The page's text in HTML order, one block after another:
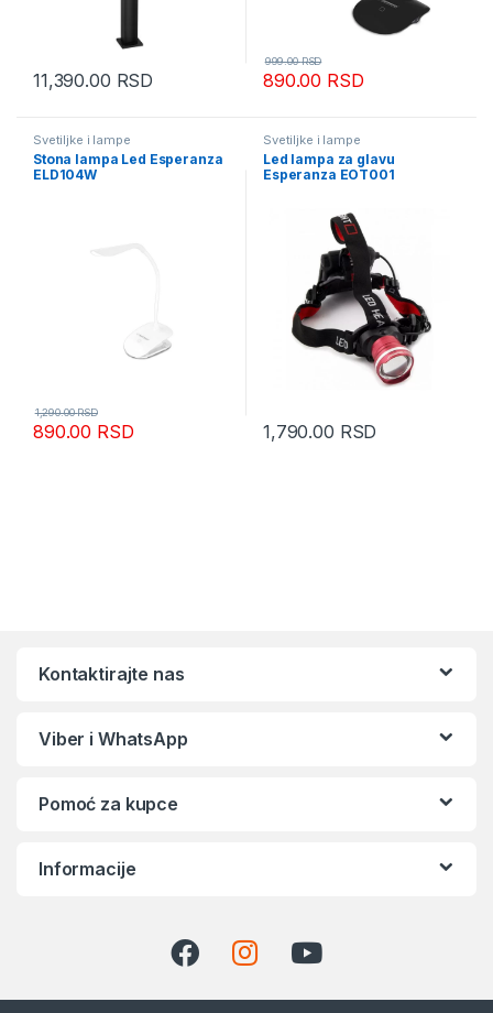
11,390.00 RSD 890.00 RSD
999.00RSD
Svetiljke i lampe
Stona lampa Led Esperanza
ELD104W
890.00 RSD
1,290.00RSD
Svetiljke i lampe
Led lampa za glavu
Esperanza EOT001
1,790.00 RSD
Kontaktirajte nas
Viber i WhatsApp
Pomoć za kupce
Informacije